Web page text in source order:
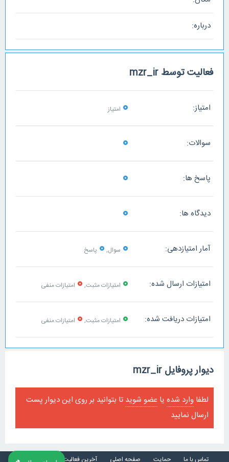
درباره:
فعالیت توسط mzr_ir
امتیاز: 0 امتیاز
سوالات: 0
پاسخ ها: 0
دیدگاه ها: 0
آمار امتیازدهی: 0 سوال, 0 پاسخ
امتیازات ارسال شده: 0 امتیازات مثبت, 0 امتیازات منفی
امتیازات دریافت شده: 0 امتیازات مثبت, 0 امتیازات منفی
دیوار پروفایل mzr_ir
لطفا وارد شده یا عضو شوید تا بتوانید بر روی این دیوار پست
ارسال نمایید
تماس با ما حمایت صفحه اصلی آخرین فعالیت ها